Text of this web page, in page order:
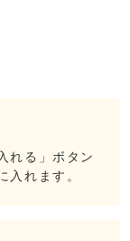
れる」ボタン
入れます。